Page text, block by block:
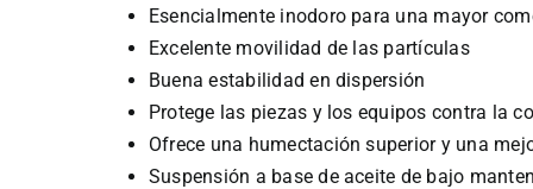
Esencialmente inodoro para una mayor
Excelente movilidad de las partículas
Buena estabilidad en dispersión
Protege las piezas y los equipos contra la
Ofrece una humectación superior y una
Suspensión a base de aceite de bajo